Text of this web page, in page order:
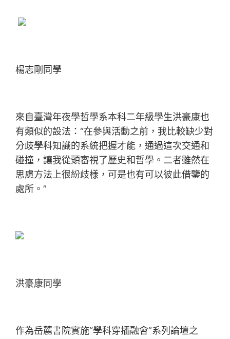
楊志剛同學
來自臺灣年夜學哲學系本科二年級學生洪豪康也
有類似的設法：“在參與活動之前，我比較缺少對
分歧學科知識的系統把握才能，通過這次交通和
碰撞，讓我從頭審視了歷史和哲學。二者雖然在
思慮方法上很紛歧樣，可是也有可以彼此借鑒的
處所。”
洪豪康同學
作為岳麓書院實施“學科穿插融會”系列論壇之